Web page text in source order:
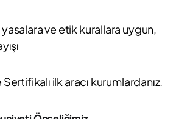
ve etik kurallara uygun,
ilk aracı kurumlardanız.